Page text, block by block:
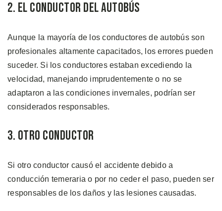
2. El Conductor del Autobús
Aunque la mayoría de los conductores de autobús son
profesionales altamente capacitados, los errores pueden
suceder. Si los conductores estaban excediendo la
velocidad, manejando imprudentemente o no se
adaptaron a las condiciones invernales, podrían ser
considerados responsables.
3. Otro Conductor
Si otro conductor causó el accidente debido a
conducción temeraria o por no ceder el paso, pueden ser
responsables de los daños y las lesiones causadas.